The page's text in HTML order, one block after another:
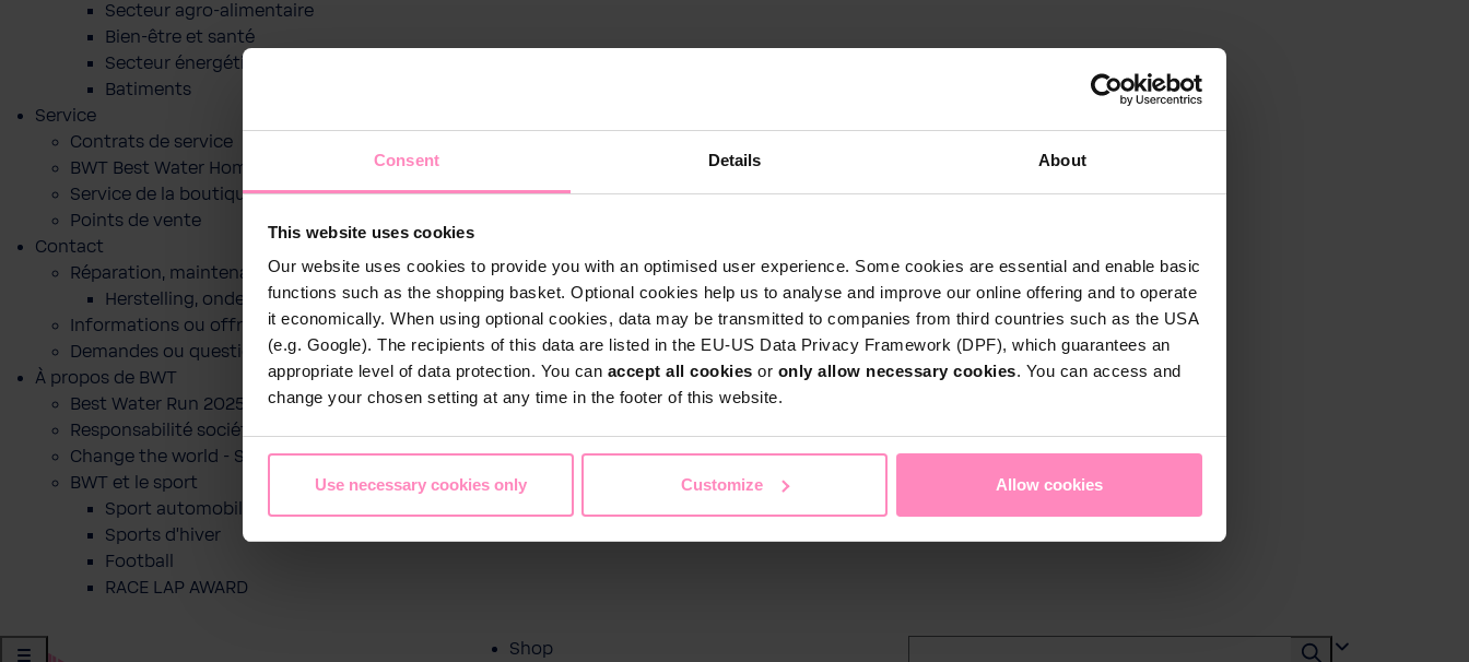
Consent Details About
This website uses cookies
Our website uses cookies to provide you with an optimised user experience. Some cookies are essential and enable basic
functions such as the shopping basket. Optional cookies help us to analyse and improve our online offering and to operate
it economically. When using optional cookies, data may be transmitted to companies from third countries such as the USA
(e.g. Google). The recipients of this data are listed in the EU-US Data Privacy Framework (DPF), which guarantees an
appropriate level of data protection. You can accept all cookies or only allow necessary cookies. You can access and
change your chosen setting at any time in the footer of this website.
Use necessary cookies only Customize Allow cookies
Secteur agro-alimentaire
Bien-être et santé
Secteur énergétique
Batiments
Service
Contrats de service
BWT Best Water Home App
Service de la boutique en ligne
Points de vente
Contact
Réparation, maintenance ou mise en service
Herstelling, onderhoud of indienststelling
Informations ou offre pour un produit
Demandes ou questions
À propos de BWT
Best Water Run 2025
Responsabilité sociétale des entreprises
Change the world - Sip by sip
BWT et le sport
Sport automobile
Sports d'hiver
Football
RACE LAP AWARD
Shop